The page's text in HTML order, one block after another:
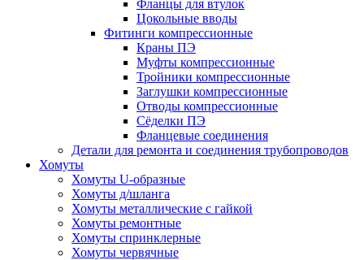
Фланцы для втулок
Цокольные вводы
Фитинги компрессионные
Краны ПЭ
Муфты компрессионные
Тройники компрессионные
Заглушки компрессионные
Отводы компрессионные
Сёделки ПЭ
Фланцевые соединения
Детали для ремонта и соединения трубопроводов
Хомуты
Хомуты U-образные
Хомуты д/шланга
Хомуты металлические с гайкой
Хомуты ремонтные
Хомуты спринклерные
Хомуты червячные